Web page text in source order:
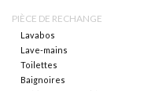
Robinets & vidanges
Meubles
PIÈCE DE RECHANGE
Lavabos
Lave-mains
Toilettes
Baignoires